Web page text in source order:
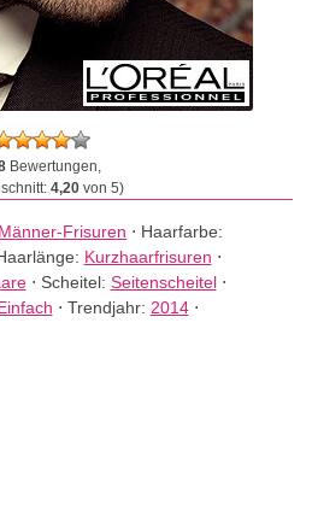
Bewertungen,
4,20von 5)
Männer-Frisuren ⋅ Haarfarbe:
Kurzhaarfrisuren ⋅
⋅ Scheitel: Seitenscheitel⋅
⋅ Trendjahr: 2014⋅